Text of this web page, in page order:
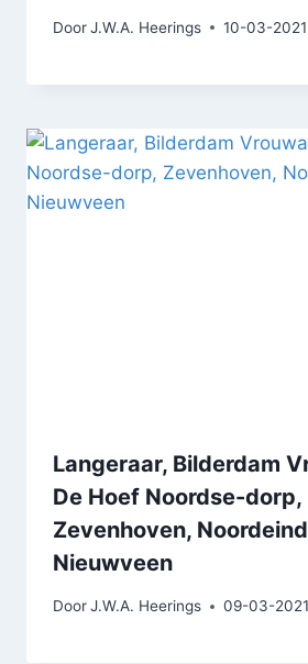
DoorJ.W.A. Heerings 10-03-2021
Langeraar, Bilderdam
De Hoef Noordse-dorp,
Zevenhoven,
Nieuwveen
DoorJ.W.A. Heerings 09-03-2021